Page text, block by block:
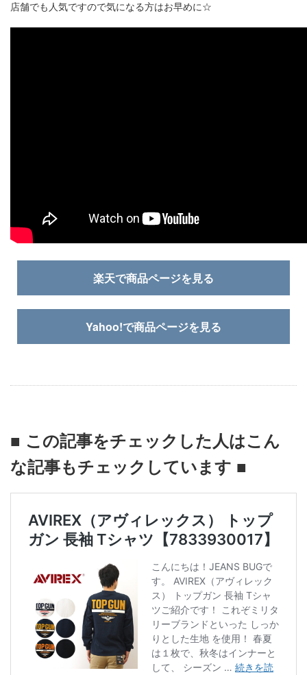
店舗でも人気ですので気になる方はお早めに☆
楽天で商品ページを見る
Yahoo!で商品ページを見る
■ この記事をチェックした人はこん
な記事もチェックしています ■